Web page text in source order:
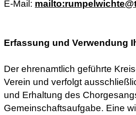
E-Mail:
Erfassung und Verwendung
Der ehrenamtlich geführte
Verein und verfolgt
und Erhaltung des
Gemeinschaftsaufgabe. Eine